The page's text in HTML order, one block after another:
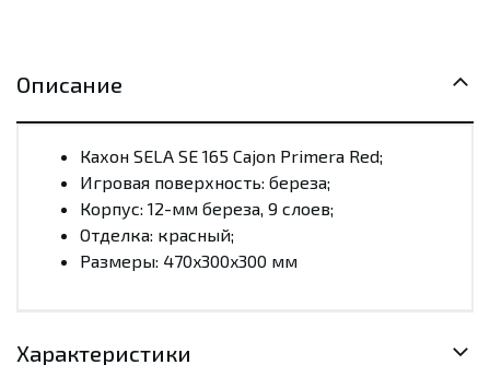
Описание
Кахон SELA SE 165 Cajon Primera Red;
Игровая поверхность: береза;
Корпус: 12-мм береза, 9 слоев;
Отделка: красный;
Размеры: 470x300x300 мм
Характеристики